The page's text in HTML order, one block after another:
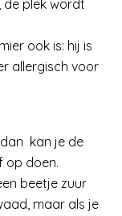
de plek wordt
ook is: hij is
allergisch voor
kan je de
op doen.
beetje zuur
maar als je